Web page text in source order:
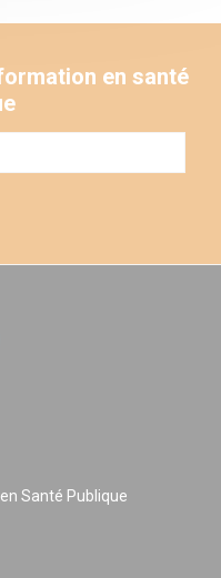
en santé
Santé Publique